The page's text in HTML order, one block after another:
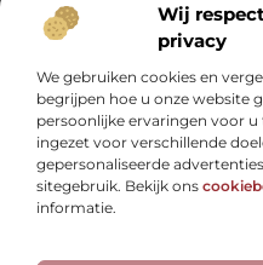
Wij
privacy
We gebruiken cookies en
begrijpen hoe u onze website
persoonlijke ervaringen voor
ingezet voor verschillende
gepersonaliseerde
sitegebruik. Bekijk ons
informatie.
dagelijks inspireren en
Onze informatie